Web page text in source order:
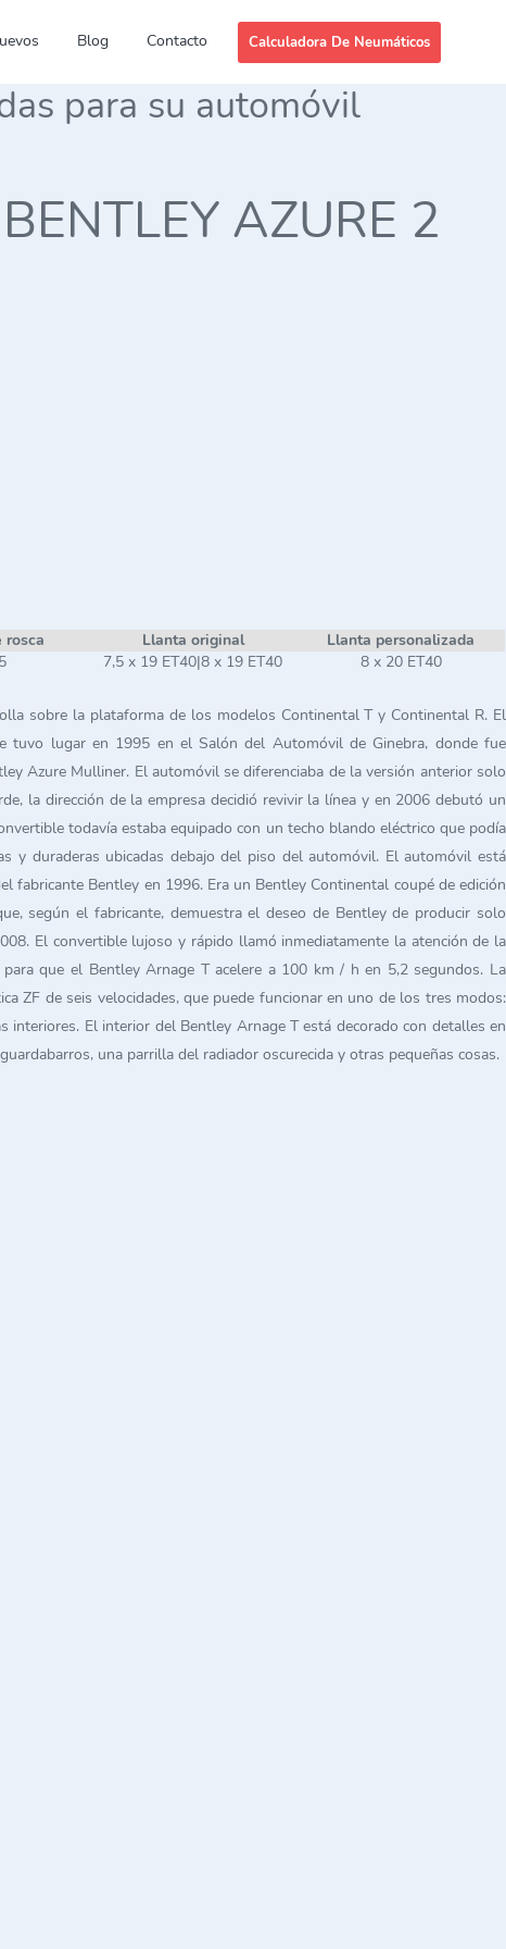
Blog Contacto Calculadora De Neumáticos
para su automóvil
AZURE 2
rosca Llanta original
Llanta personalizada
7,5 x 19 ET40|8 x 19 ET40 8 x 20 ET40
sobre la plataforma de los modelos Continental T y Continental R. El
tuvo lugar en 1995 en el Salón del Automóvil de Ginebra, donde fue
Azure Mulliner. El automóvil se diferenciaba de la versión anterior solo
la dirección de la empresa decidió revivir la línea y en 2006 debutó un
todavía estaba equipado con un techo blando eléctrico que podía
y duraderas ubicadas debajo del piso del automóvil. El automóvil está
fabricante Bentley en 1996. Era un Bentley Continental coupé de edición
según el fabricante, demuestra el deseo de Bentley de producir solo
El convertible lujoso y rápido llamó inmediatamente la atención de la
que el Bentley Arnage T acelere a 100 km / h en 5,2 segundos. La
ZF de seis velocidades, que puede funcionar en uno de los tres modos:
El interior del Bentley Arnage T está decorado con detalles en
una parrilla del radiador oscurecida y otras pequeñas cosas.